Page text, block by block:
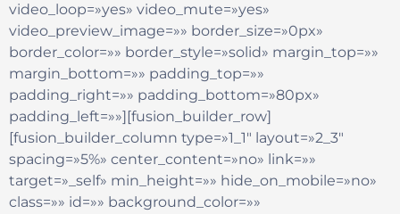
video_loop=»yes» video_mute=»yes»
video_preview_image=»» border_size=»0px»
border_color=»» border_style=»solid» margin_top=»»
margin_bottom=»» padding_top=»»
padding_right=»» padding_bottom=»80px»
padding_left=»»][fusion_builder_row]
[fusion_builder_column type=»1_1″ layout=»2_3″
spacing=»5%» center_content=»no» link=»»
target=»_self» min_height=»» hide_on_mobile=»no»
class=»» id=»» background_color=»»